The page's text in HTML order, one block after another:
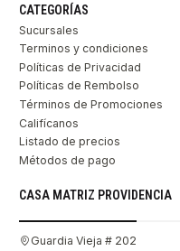
CATEGORÍAS
Sucursales
Terminos y condiciones
Políticas de Privacidad
Políticas de Rembolso
Términos de Promociones
Califícanos
Listado de precios
Métodos de pago
CASA MATRIZ PROVIDENCIA
Guardia Vieja # 202